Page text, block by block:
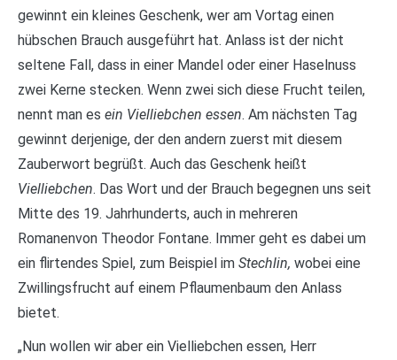
gewinnt ein kleines Geschenk, wer am Vortag einen
hübschen Brauch ausgeführt hat. Anlass ist der nicht
seltene Fall, dass in einer Mandel oder einer Haselnuss
zwei Kerne stecken. Wenn zwei sich diese Frucht teilen,
nennt man es ein Vielliebchen essen. Am nächsten Tag
gewinnt derjenige, der den andern zuerst mit diesem
Zauberwort begrüßt. Auch das Geschenk heißt
Vielliebchen. Das Wort und der Brauch begegnen uns seit
Mitte des 19. Jahrhunderts, auch in mehreren
Romanenvon Theodor Fontane. Immer geht es dabei um
ein flirtendes Spiel, zum Beispiel im Stechlin, wobei eine
Zwillingsfrucht auf einem Pflaumenbaum den Anlass
bietet.
„Nun wollen wir aber ein Vielliebchen essen, Herr